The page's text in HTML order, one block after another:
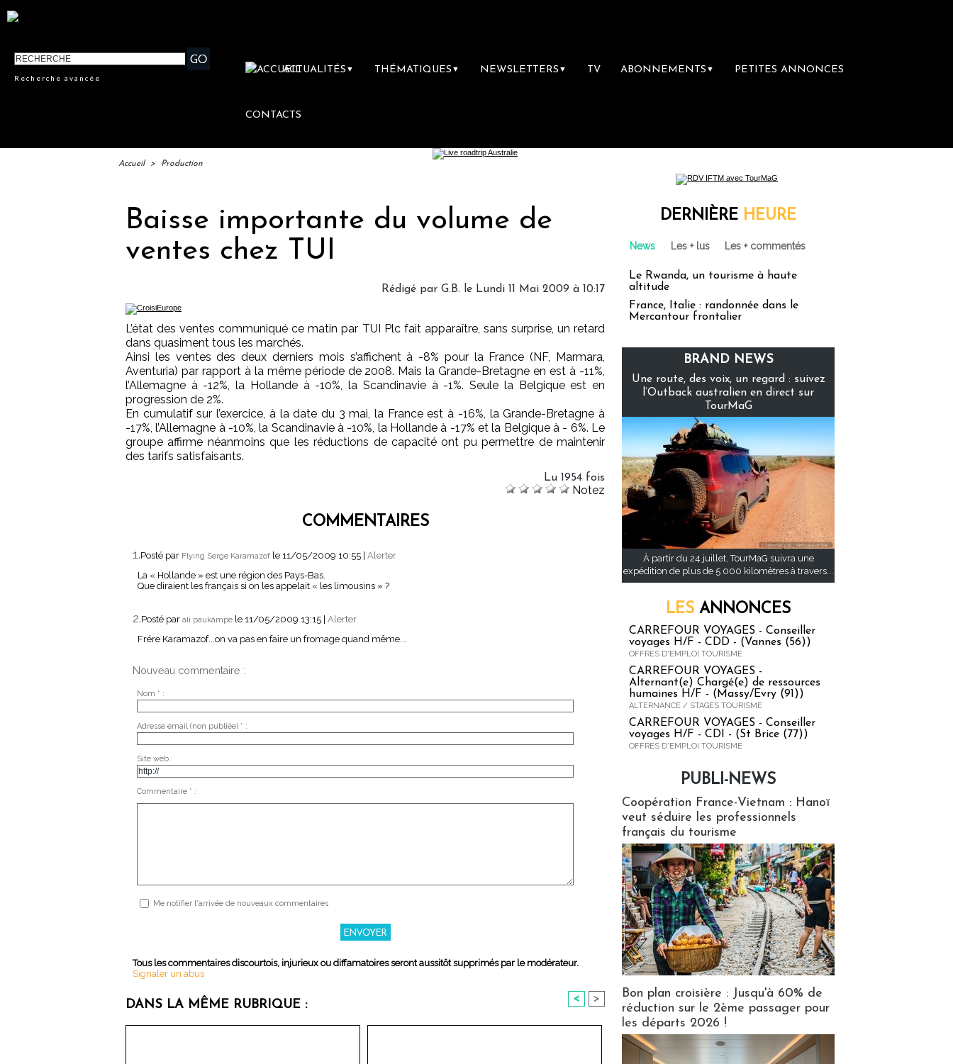
Recherche avancée
ACTUALITÉS ▼ THÉMATIQUES ▼ NEWSLETTERS ▼ TV ABONNEMENTS ▼ PETITES ANNONCES
CONTACTS
Accueil > Production
Baisse importante du volume de
ventes chez TUI
Rédigé par G.B. le Lundi 11 Mai 2009 à 10:17
L’état des ventes communiqué ce matin par TUI Plc fait apparaître, sans surprise, un retard
dans quasiment tous les marchés.
Ainsi les ventes des deux derniers mois s’affichent à -8% pour la France (NF, Marmara,
Aventuria) par rapport à la même période de 2008. Mais la Grande-Bretagne en est à -11%,
l’Allemagne à -12%, la Hollande à -10%, la Scandinavie à -1%. Seule la Belgique est en
progression de 2%.
En cumulatif sur l’exercice, à la date du 3 mai, la France est à -16%, la Grande-Bretagne à
-17%, l’Allemagne à -10%, la Scandinavie à -10%, la Hollande à -17% et la Belgique à - 6%. Le
groupe affirme néanmoins que les réductions de capacité ont pu permettre de maintenir
des tarifs satisfaisants.
Lu 1954 fois
Notez
COMMENTAIRES
1.Posté par Flying Serge Karamazof le 11/05/2009 10:55 Alerter
La « Hollande » est une région des Pays-Bas.
Que diraient les français si on les appelait « les limousins » ?
2.Posté par ali paukampe le 11/05/2009 13:15 Alerter
Frére Karamazof...on va pas en faire un fromage quand même...
Nouveau commentaire :
Nom * :
Adresse email (non publiée) * :
Site web :
Commentaire * :
Me notifier l'arrivée de nouveaux commentaires
Tous les commentaires discourtois, injurieux ou diffamatoires seront aussitôt supprimés par le modérateur.
Signaler un abus
DANS LA MÊME RUBRIQUE : < >
DERNIÈRE HEURE
News Les + lus Les + commentés
Le Rwanda, un tourisme à haute
altitude
France, Italie : randonnée dans le
Mercantour frontalier
BRAND NEWS
Une route, des voix, un regard : suivez
l’Outback australien en direct sur
TourMaG
À partir du 24 juillet, TourMaG suivra une
expédition de plus de 5 000 kilomètres à travers...
LES ANNONCES
CARREFOUR VOYAGES - Conseiller
voyages H/F - CDD - (Vannes (56))
OFFRES D'EMPLOI TOURISME
CARREFOUR VOYAGES -
Alternant(e) Chargé(e) de ressources
humaines H/F - (Massy/Evry (91))
ALTERNANCE / STAGES TOURISME
CARREFOUR VOYAGES - Conseiller
voyages H/F - CDI - (St Brice (77))
OFFRES D'EMPLOI TOURISME
PUBLI-NEWS
Coopération France-Vietnam : Hanoï
veut séduire les professionnels
français du tourisme
Bon plan croisière : Jusqu'à 60% de
réduction sur le 2ème passager pour
les départs 2026 !